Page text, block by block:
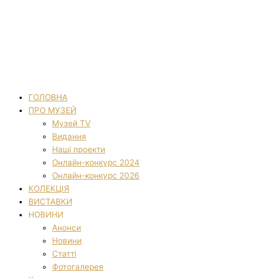
ГОЛОВНА
ПРО МУЗЕЙ
Музей TV
Видання
Наші проекти
Онлайн-конкурс 2024
Онлайн-конкурс 2026
КОЛЕКЦІЯ
ВИСТАВКИ
НОВИНИ
Анонси
Новини
Статті
Фотогалерея